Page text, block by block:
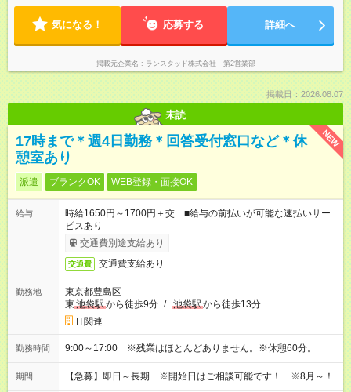
気になる！ 応募する 詳細へ
掲載元企業名 ランスタッド株式会社 第2営業部
掲載日：2026.08.07
未読
NEW
17時まで＊週4日勤務＊回答受付窓口など＊休
憩室あり
派遣 ブランクOK WEB登録・面接OK
給与
時給1650円～1700円＋交 ■給与の前払いが可能な速払いサー
ビスあり
交通費別途支給あり
交通費 交通費支給あり
勤務地
東京都豊島区
東 池袋駅から徒歩9分 / 池袋駅から徒歩13分
IT関連
勤務時間 9:00～17:00 ※残業はほとんどありません。※休憩60分。
期間 【急募】即日～長期 ※開始日はご相談可能です！ ※8月～！